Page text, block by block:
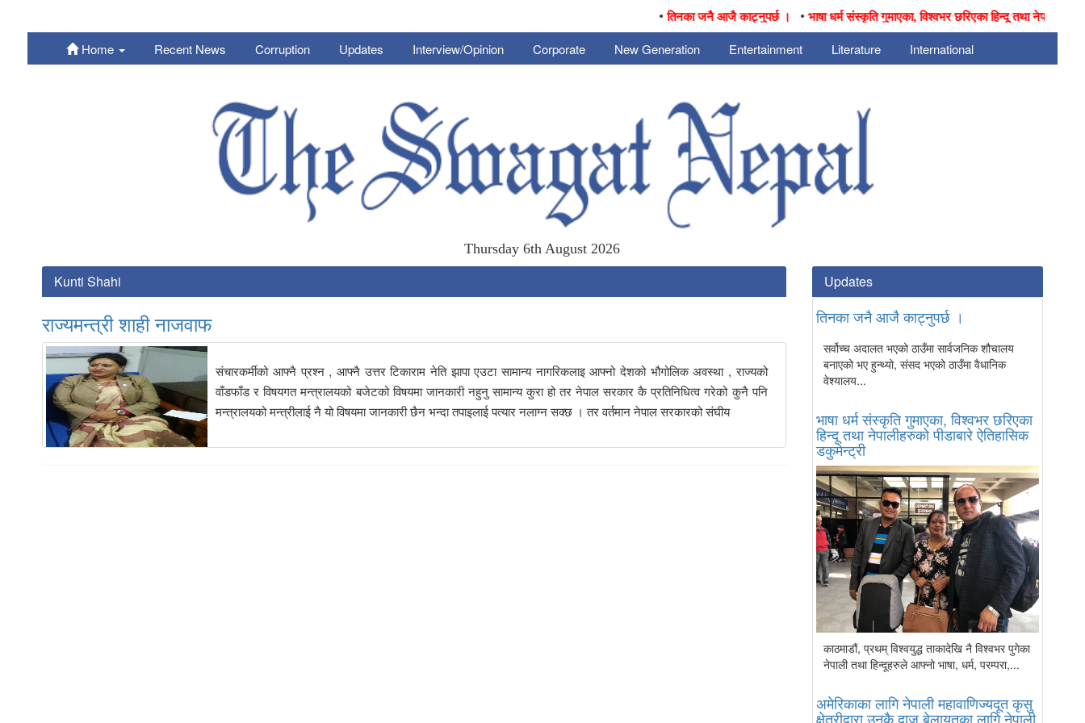
तिनका जनै आजै काट्नुपर्छ । • भाषा धर्म संस्कृति गुमाएका, विश्वभर छरिएका हिन्दू तथा नेपालीहरुको
Home Recent News Corruption Updates Interview/Opinion Corporate New Generation Entertainment Literature
International
Thursday 6th August 2026
Kunti Shahi
राज्यमन्त्री शाही नाजवाफ
संचारकर्मीको आफ्नै प्रश्न , आफ्नै उत्तर टिकाराम नेति झापा एउटा सामान्य नागरिकलाइ आफ्नो देशको भौगोलिक अवस्था , राज्यको
वाँडफाँड र विषयगत मन्त्रालयको बजेटको विषयमा जानकारी नहुनु सामान्य कुरा हो तर नेपाल सरकार कै प्रतिनिधित्व गरेको कुनै पनि
मन्त्रालयको मन्त्रीलाई नै यो विषयमा जानकारी छैन भन्दा तपाइलाई पत्यार नलाग्न सक्छ । तर वर्तमान नेपाल सरकारको संघीय
Updates
तिनका जनै आजै काट्नुपर्छ ।
सर्वोच्च अदालत भएको ठाउँमा सार्वजनिक शौचालय
बनाएको भए हुन्थ्यो, संसद भएको ठाउँमा वैधानिक
वेश्यालय...
भाषा धर्म संस्कृति गुमाएका, विश्वभर छरिएका
हिन्दू तथा नेपालीहरुको पीडाबारे ऐतिहासिक
डकुमेन्ट्री
काठमाडौं, प्रथम् विश्वयुद्ध ताकादेखि नै विश्वभर पुगेका
नेपाली तथा हिन्दूहरुले आफ्नो भाषा, धर्म, परम्परा,...
अमेरिकाका लागि नेपाली महावाणिज्यदूत कृसु
क्षेत्रीद्वारा उनकै दाजु बेलायतका लागि नेपाली